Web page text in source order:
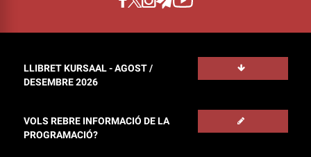
LLIBRET KURSAAL - AGOST /
DESEMBRE 2026
VOLS REBRE INFORMACIÓ DE LA
PROGRAMACIÓ?